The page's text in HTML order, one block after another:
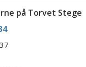
på Torvet Stege